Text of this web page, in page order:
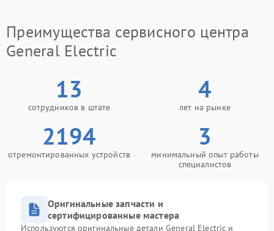
Преимущества сервисного центра
General Electric
13
сотрудников в штате
4
лет на рынке
2194
отремонтированных устройств
3
минимальный опыт работы
специалистов
Оригинальные запчасти и
сертифицированные мастера
Используются оригинальные детали General Electric и